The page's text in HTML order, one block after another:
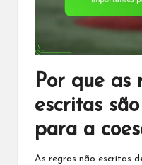
Por que as
escritas
para a
As regras não escritas